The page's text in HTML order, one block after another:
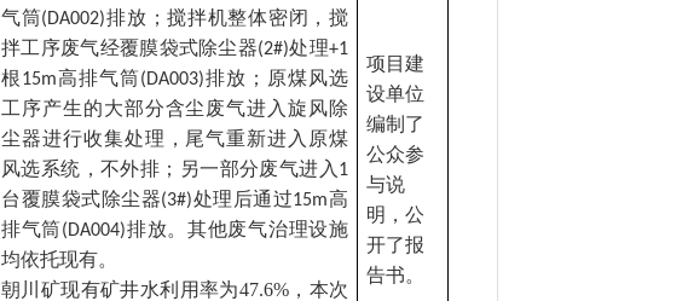
气筒(DA002)排放；搅拌机整体密闭，搅
拌工序废气经覆膜袋式除尘器(2#)处理+1
根15m高排气筒(DA003)排放；原煤风选
工序产生的大部分含尘废气进入旋风除
尘器进行收集处理，尾气重新进入原煤
风选系统，不外排；另一部分废气进入 1
台覆膜袋式除尘器(3#)处理后通过15m高
排气筒(DA004)排放。其他废气治理设施
均依托现有。
朝川矿现有矿井水利用率为47.6%，本次
项目建
设单位
编制了
公众参
与说
明，公
开了报
告书。